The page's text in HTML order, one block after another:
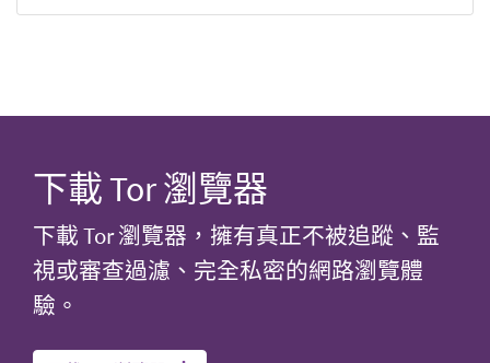
下載 Tor 瀏覽器
下載 Tor 瀏覽器，擁有真正不被追蹤、監
視或審查過濾、完全私密的網路瀏覽體
驗。